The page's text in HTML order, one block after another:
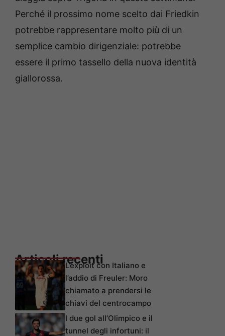
Perché il prossimo nome scelto dai Friedkin
potrebbe rappresentare molto più di un
semplice cambio dirigenziale: potrebbe
essere il primo tassello della nuova identità
giallorossa.
Articoli recentiL’exploit con Italiano e
l’addio di Freuler: Moro
chiamato a prendersi le
chiavi del centrocampo
I due gol all’Olimpico e il
tunnel degli infortuni: il